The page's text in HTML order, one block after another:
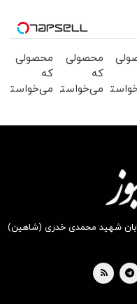
محصولی
که
می‌خواستی
محصولی
که
می‌خواستی
شهید محمدی خدری (شاهین)